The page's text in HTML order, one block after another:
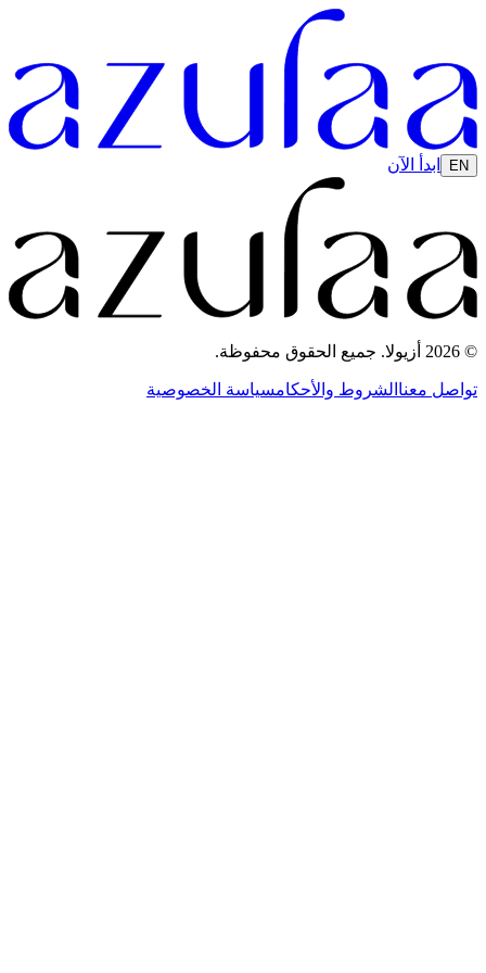
EN ابدأ الآن
© 2026 أزيولا. جميع الحقوق محفوظة.
تواصل معنا الشروط والأحكامسياسة الخصوصية